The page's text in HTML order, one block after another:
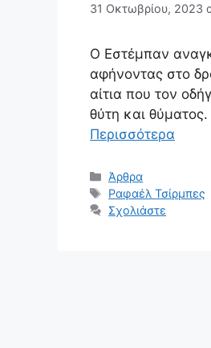
31 Οκτωβρίου, 2023
Ο Εστέμπαν
αφήνοντας στο
αίτια που τον
θύτη και
Περισσότερα
Κατηγορίες
Άρθρα
Ετικέτες
Ραφαέλ Τσίρμπες
Σχολιάστε